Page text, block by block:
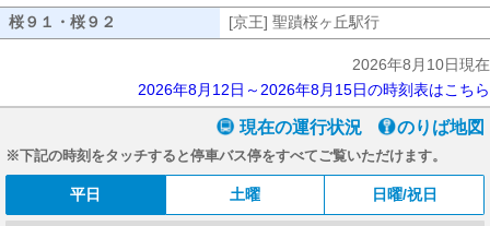
桜９１・桜９２ [京王] 聖蹟桜ヶ丘駅行
2026年8月10日現在
2026年8月12日～2026年8月15日の時刻表はこちら
現在の運行状況 のりば地図
※下記の時刻をタッチすると停車バス停をすべてご覧いただけます。
平日 土曜 日曜/祝日